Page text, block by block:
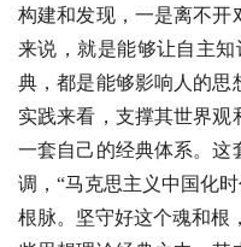
构建和发现，一是离不开
来说，就是能够让自主
典，都是能够影响人的思
实践来看，支撑其世界
一套自己的经典体系。这
调，“马克思主义中国化
根脉。坚守好这个魂和根